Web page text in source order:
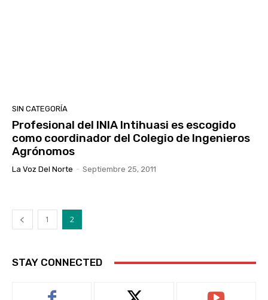
SIN CATEGORÍA
Profesional del INIA Intihuasi es escogido
como coordinador del Colegio de Ingenieros
Agrónomos
La Voz Del Norte - Septiembre 25, 2011
1 2
STAY CONNECTED